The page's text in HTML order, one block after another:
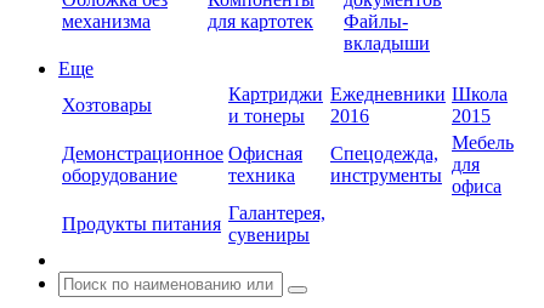
механизма
для картотек
Файлы-
вкладыши
Еще
Хозтовары
Картриджи
и тонеры
Ежедневники
2016
Школа
2015
Демонстрационное
оборудование
Офисная
техника
Спецодежда,
инструменты
Мебель
для
офиса
Продукты питания
Галантерея,
сувениры